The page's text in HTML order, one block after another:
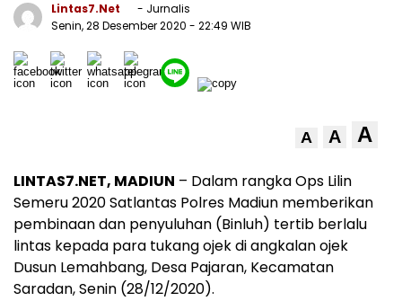
Lintas7.net
- Jurnalis
Senin, 28 Desember 2020 - 22:49 WIB
A A A
LINTAS7.NET, MADIUN – Dalam rangka Ops Lilin
Semeru 2020 Satlantas Polres Madiun memberikan
pembinaan dan penyuluhan (Binluh) tertib berlalu
lintas kepada para tukang ojek di angkalan ojek
Dusun Lemahbang, Desa Pajaran, Kecamatan
Saradan, Senin (28/12/2020).